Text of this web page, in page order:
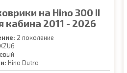
на Hino 300 II
кабина 2011 - 2026
2 поколение
Hino Dutro